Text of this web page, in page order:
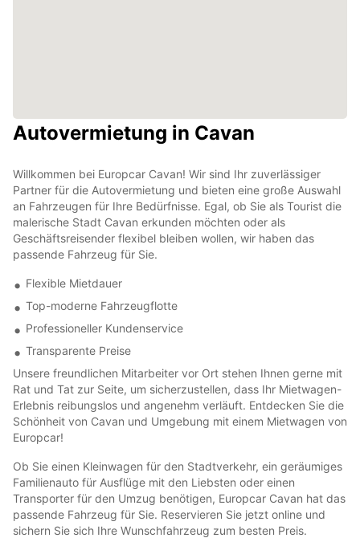
Autovermietung in Cavan
Willkommen bei Europcar Cavan! Wir sind Ihr zuverlässiger
Partner für die Autovermietung und bieten eine große Auswahl
an Fahrzeugen für Ihre Bedürfnisse. Egal, ob Sie als Tourist die
malerische Stadt Cavan erkunden möchten oder als
Geschäftsreisender flexibel bleiben wollen, wir haben das
passende Fahrzeug für Sie.
Flexible Mietdauer
Top-moderne Fahrzeugflotte
Professioneller Kundenservice
Transparente Preise
Unsere freundlichen Mitarbeiter vor Ort stehen Ihnen gerne mit
Rat und Tat zur Seite, um sicherzustellen, dass Ihr Mietwagen-
Erlebnis reibungslos und angenehm verläuft. Entdecken Sie die
Schönheit von Cavan und Umgebung mit einem Mietwagen von
Europcar!
Ob Sie einen Kleinwagen für den Stadtverkehr, ein geräumiges
Familienauto für Ausflüge mit den Liebsten oder einen
Transporter für den Umzug benötigen, Europcar Cavan hat das
passende Fahrzeug für Sie. Reservieren Sie jetzt online und
sichern Sie sich Ihre Wunschfahrzeug zum besten Preis.